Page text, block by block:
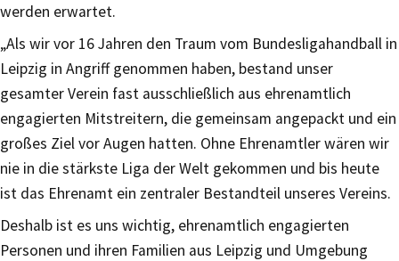
werden erwartet.
„Als wir vor 16 Jahren den Traum vom Bundesligahandball in
Leipzig in Angriff genommen haben, bestand unser
gesamter Verein fast ausschließlich aus ehrenamtlich
engagierten Mitstreitern, die gemeinsam angepackt und ein
großes Ziel vor Augen hatten. Ohne Ehrenamtler wären wir
nie in die stärkste Liga der Welt gekommen und bis heute
ist das Ehrenamt ein zentraler Bestandteil unseres Vereins.
Deshalb ist es uns wichtig, ehrenamtlich engagierten
Personen und ihren Familien aus Leipzig und Umgebung